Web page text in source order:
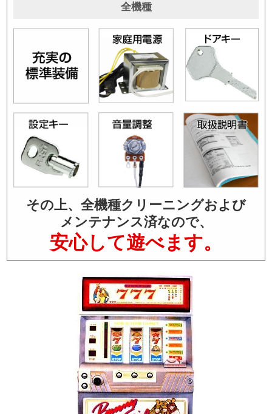
全機種
その上、全機種クリーニングおよび
メンテナンス済なので、
安心して遊べます。